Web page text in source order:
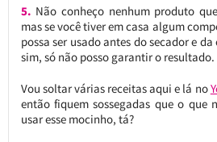
5. Não conheço nenhum produto
mas se você tiver em casa algum
possa ser usado antes do secador e
sim, só não posso garantir o resultado.
Vou soltar várias receitas aqui e lá no
então fiquem sossegadas que o
usar esse mocinho, tá?